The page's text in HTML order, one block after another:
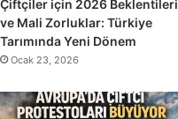
Çiftçiler için 2026 Beklentileri
ve Mali Zorluklar: Türkiye
Tarımında Yeni Dönem
Ocak 23, 2026